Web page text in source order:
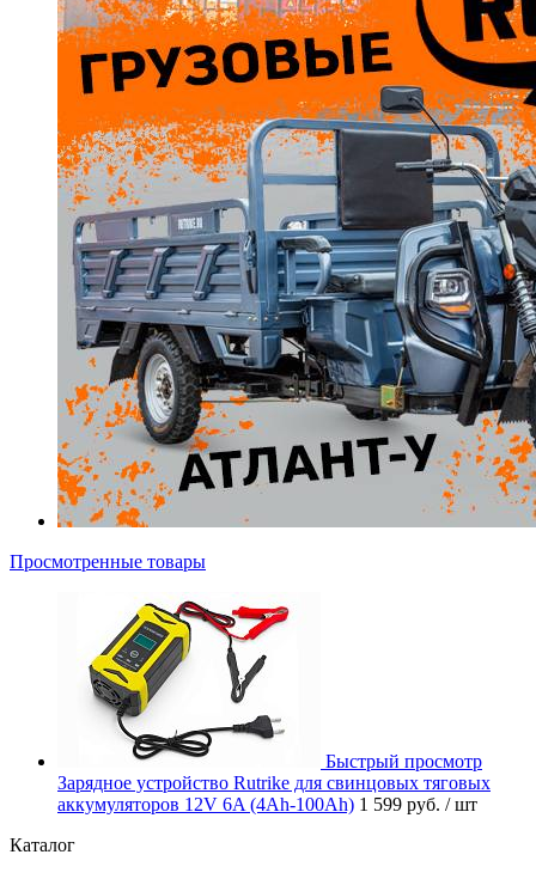
Просмотренные товары
Быстрый просмотр
Зарядное устройство Rutrike для свинцовых тяговых
аккумуляторов 12V 6A (4Ah-100Ah) 1 599 руб. / шт
Каталог